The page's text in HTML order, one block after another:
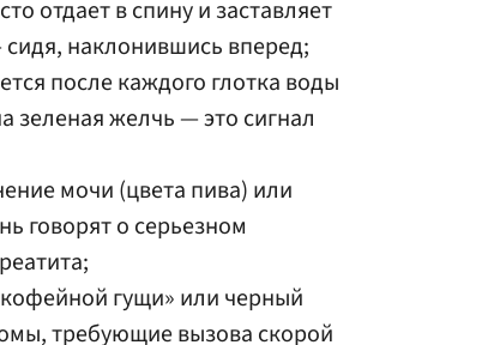
отдает в спину и заставляет
наклонившись вперед;
после каждого глотка воды
зеленая желчь — это сигнал
мочи (цвета пива) или
говорят о серьезном
гущи» или черный
требующие вызова скорой